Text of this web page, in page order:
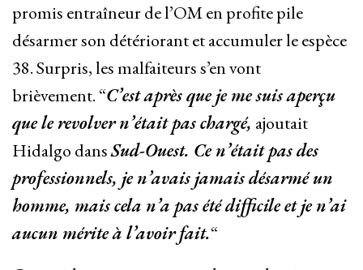
promis entraîneur de l’OM en profite pile
désarmer son détériorant et accumuler le espèce
38. Surpris, les malfaiteurs s’en vont
brièvement. “C’est après que je me suis aperçu
que le revolver n’était pas chargé, ajoutait
Hidalgo dansSud-Ouest. Ce n’était pas des
professionnels, je n’avais jamais désarmé un
homme, mais cela n’a pas été difficile et je n’ai
aucun mérite à l’avoir fait.“